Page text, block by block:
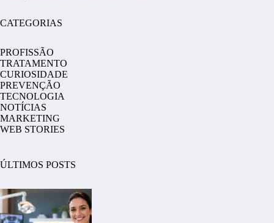
CATEGORIAS
PROFISSÃO
TRATAMENTO
CURIOSIDADE
PREVENÇÃO
TECNOLOGIA
NOTÍCIAS
MARKETING
WEB STORIES
ÚLTIMOS POSTS